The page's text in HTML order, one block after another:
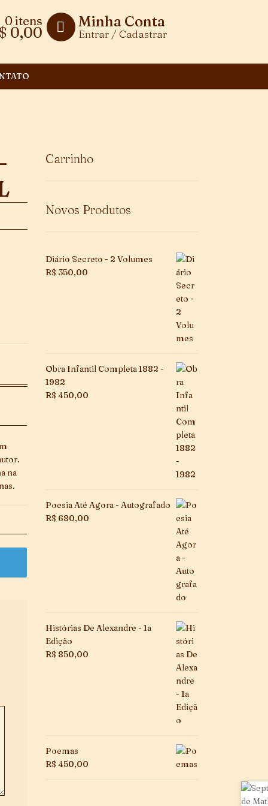
0 itens
0,00
Minha Conta
Entrar / Cadastrar
na
Carrinho
Novos Produtos
Diário Secreto - 2 Volumes
R$ 350,00
Obra Infantil Completa 1882 -
1982
R$ 450,00
Poesia Até Agora - Autografado
R$ 680,00
Histórias De Alexandre - 1a
Edição
R$ 850,00
Poemas
R$ 450,00